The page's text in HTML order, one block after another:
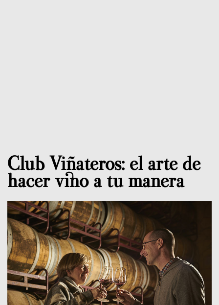
Club Viñateros: el arte de
hacer vino a tu manera